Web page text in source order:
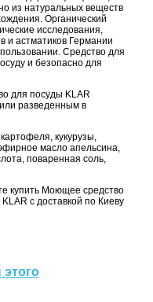
из натуральных веществ
Органический
исследования,
и астматиков Германии
Средство для
и безопасно для
для посуды KLAR
разведенным в
кукурузы,
масло апельсина,
поваренная соль,
купить Моющее средство
с доставкой по Киеву